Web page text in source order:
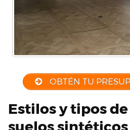
OBTÉN TU
Estilos y tipos
suelos sintéticos